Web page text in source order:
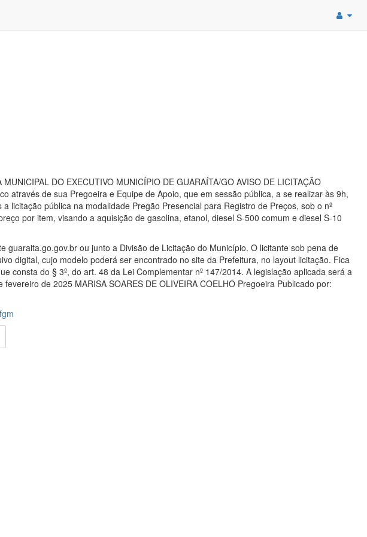
DO EXECUTIVO MUNICÍPIO DE GUARAÍTA/GO AVISO DE LICITAÇÃO
através de sua Pregoeira e Equipe de Apoio, que em sessão pública, a se realizar às 9h,
licitação pública na modalidade Pregão Presencial para Registro de Preços, sob o nº
por item, visando a aquisição de gasolina, etanol, diesel S-500 comum e diesel S-10
guaraita.go.gov.br ou junto a Divisão de Licitação do Município. O licitante sob pena de
digital, cujo modelo poderá ser encontrado no site da Prefeitura, no layout licitação. Fica
consta do § 3º, do art. 48 da Lei Complementar nº 147/2014. A legislação aplicada será a
de 2025 MARISA SOARES DE OLIVEIRA COELHO Pregoeira Publicado por: